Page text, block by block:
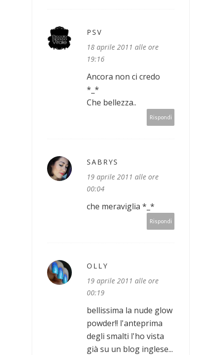
PSV
18 aprile 2011 alle ore
19:16
Ancora non ci credo
*_*
Che bellezza..
Rispondi
SABRYS
19 aprile 2011 alle ore
00:04
che meraviglia *_*
Rispondi
OLLY
19 aprile 2011 alle ore
00:19
bellissima la nude glow
powder!! l'anteprima
degli smalti l'ho vista
già su un blog inglese...